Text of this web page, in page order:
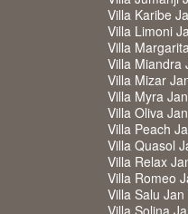
Villa Karibe
Villa Limoni
Villa
Villa Miandra
Villa Mizar
Villa Myra
Villa Oliva
Villa Peach
Villa Quasol
Villa Relax
Villa Romeo
Villa Salu Jan
Villa Solina